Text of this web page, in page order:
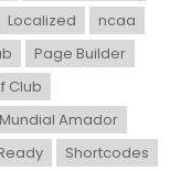
Localized
ncaa
Page Builder
Club
Amador
Shortcodes